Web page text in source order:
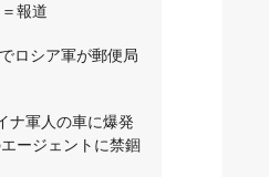
報道
ロシア軍が郵便局
ナ軍人の車に爆発
ージェントに禁錮